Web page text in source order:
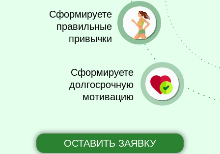
Сформируете
правильные
привычки
Сформируете
долгосрочную
мотивацию
ОСТАВИТЬ ЗАЯВКУ